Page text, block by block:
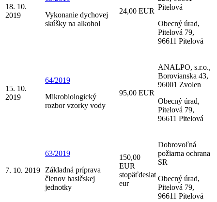
18. 10.
2019
Vykonanie dychovej
skúšky na alkohol
24,00 EUR Pitelová
Obecný úrad,
Pitelová 79,
96611 Pitelová
15. 10.
2019
64/2019
Mikrobiologický
rozbor vzorky vody
95,00 EUR
ANALPO, s.r.o.,
Borovianska 43,
96001 Zvolen
Obecný úrad,
Pitelová 79,
96611 Pitelová
7. 10. 2019
63/2019
Základná príprava
členov hasičskej
jednotky
150,00
EUR
stopäťdesiat
eur
Dobrovoľná
požiarna ochrana
SR
Obecný úrad,
Pitelová 79,
96611 Pitelová